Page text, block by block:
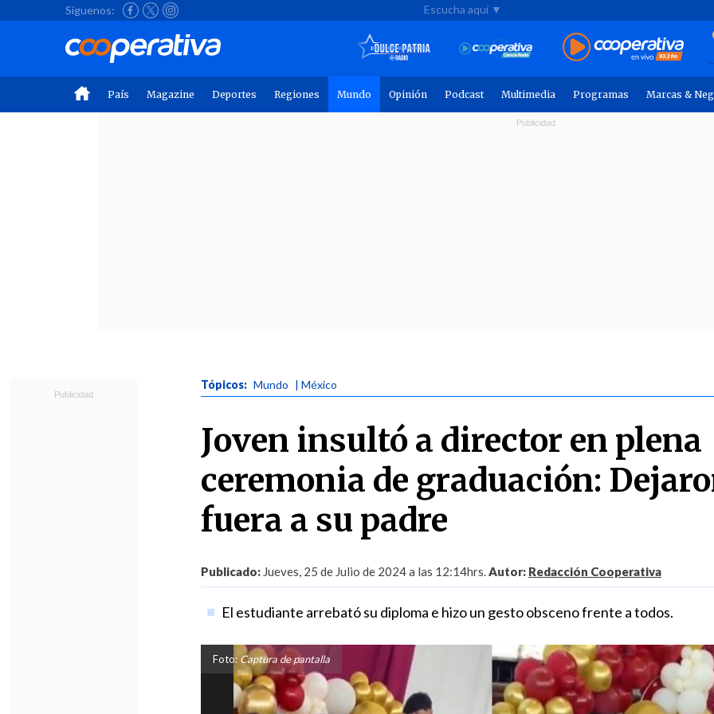
Síguenos: Escucha aquí ▼
País Magazine Deportes Regiones Mundo Opinión Podcast Multimedia Programas Marcas &
Tópicos: Mundo | México
Joven insultó a director en plena
ceremonia de graduación:
fuera a su padre
Publicado: Jueves, 25 de Julio de 2024 a las 12:14hrs.Autor: Redacción Cooperativa
El estudiante arrebató su diploma e hizo un gesto obsceno frente a todos.
Foto:Captura de pantalla